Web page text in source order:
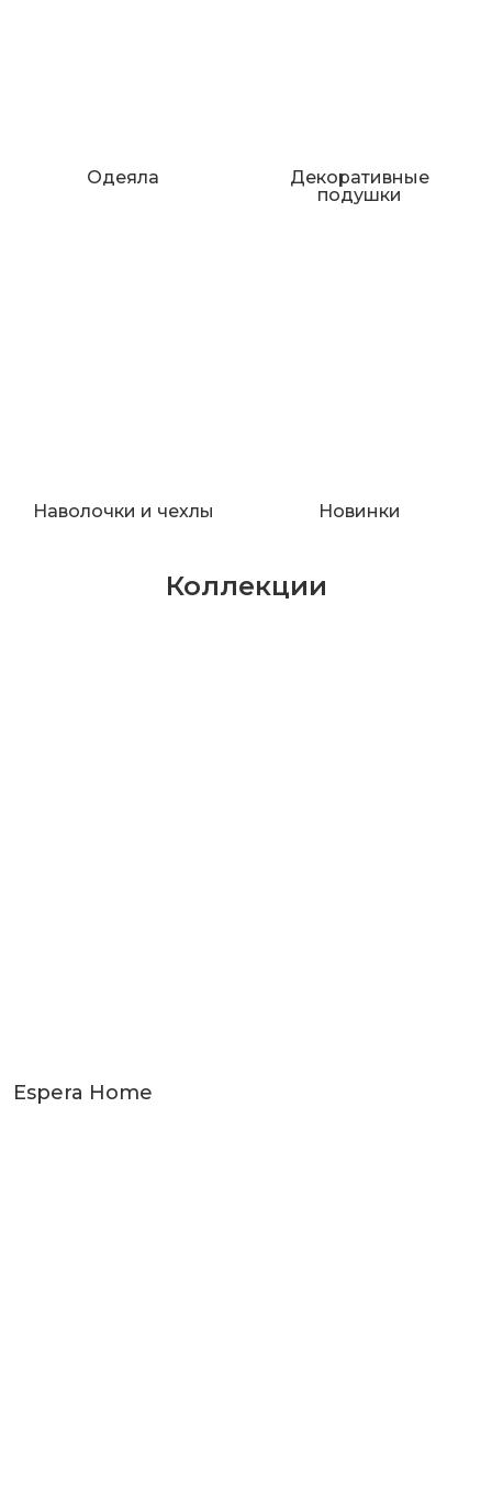
Одеяла
Декоративные
подушки
Наволочки и чехлы Новинки
Коллекции
Espera Home